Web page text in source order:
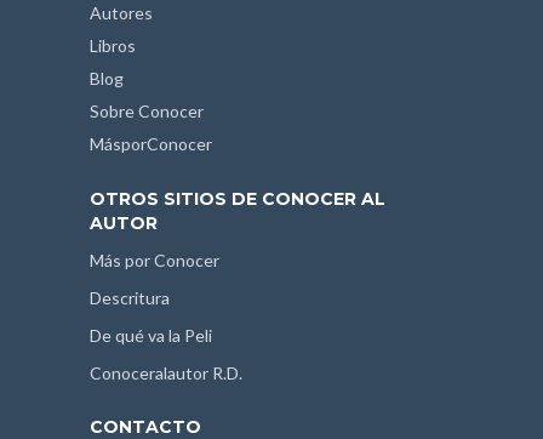
Autores
Libros
Blog
Sobre Conocer
MásporConocer
OTROS SITIOS DE CONOCER AL
AUTOR
Más por Conocer
Descritura
De qué va la Peli
Conoceralautor R.D.
CONTACTO